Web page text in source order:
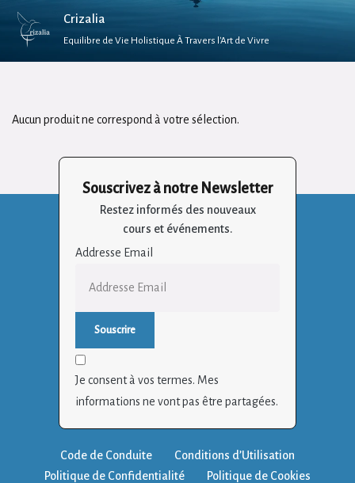
Crizalia
Equilibre de Vie Holistique À Travers l'Art de Vivre
Aucun produit ne correspond à votre sélection.
Souscrivez à notre Newsletter
Restez informés des nouveaux
cours et événements.
Addresse Email
Je consent à vos termes. Mes
informations ne vont pas être partagées.
Code de Conduite
Conditions d’Utilisation
Politique de Confidentialité
Politique de Cookies